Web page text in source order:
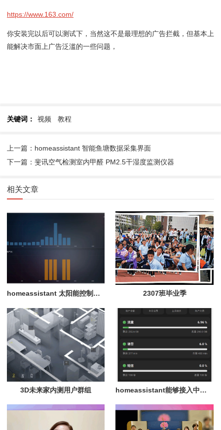
https://www.163.com/
你安装完以后可以测试下，当然这不是最理想的广告拦截，但基本上
能解决市面上广告泛滥的一些问题，
关键词： 视频 教程
上一篇：homeassistant 智能鱼塘数据采集界面
下一篇：斐讯空气检测室内甲醛 PM2.5干湿度监测仪器
相关文章
homeassistant 太阳能控制器 mppt 连接器 2307班毕业季
3D未来家内测用户群组 homeassistant能够接入中国联通数据 ，可以查看每月费用等数据详情